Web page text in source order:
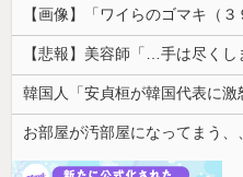
【画像】「ワイらのゴマキ（３
【悲報】美容師「…手は尽く
お部屋が汚部屋になってまう、